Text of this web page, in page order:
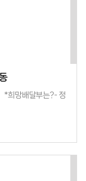
*희망배달부는?- 정